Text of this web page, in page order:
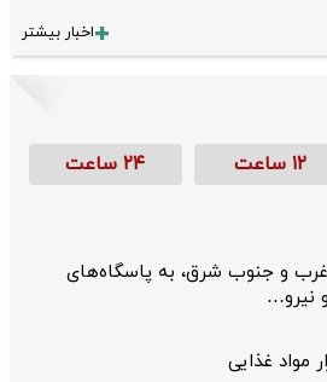
اخبار بیشتر
۱۲ ساعت ۲۴ ساعت
‌غرب و جنوب‌ شرق، به پاسگاه‌های
نیرو…
مواد غذایی